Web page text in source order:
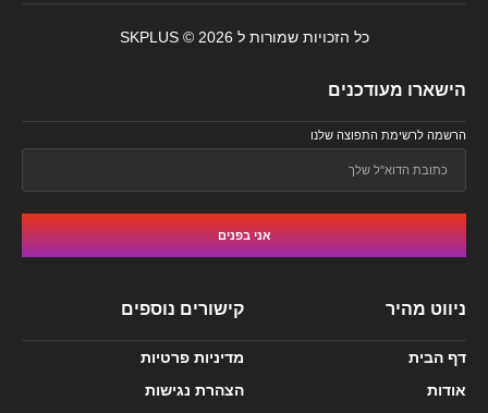
הישארו מעודכנים
הרשמה לרשימת התפוצה שלנו
אני בפנים
ניווט מהיר
דף הבית
אודות
קישורים נוספים
מדיניות פרטיות
הצהרת נגישות
כל הזכויות שמורות ל SKPLUS © 2026